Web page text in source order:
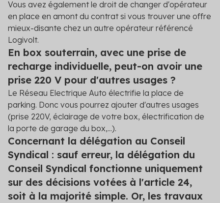
Vous avez également le droit de changer d'opérateur
en place en amont du contrat si vous trouver une offre
mieux-disante chez un autre opérateur référencé
Logivolt.
En box souterrain, avec une prise de
recharge individuelle, peut-on avoir une
prise 220 V pour d'autres usages ?
Le Réseau Electrique Auto électrifie la place de
parking. Donc vous pourrez ajouter d'autres usages
(prise 220V, éclairage de votre box, électrification de
la porte de garage du box,...).
Concernant la délégation au Conseil
Syndical : sauf erreur, la délégation du
Conseil Syndical fonctionne uniquement
sur des décisions votées à l'article 24,
soit à la majorité simple. Or, les travaux